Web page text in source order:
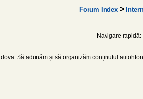
Forum Index>
Navigare rapidă:
Să adunăm și să organizăm conținutul